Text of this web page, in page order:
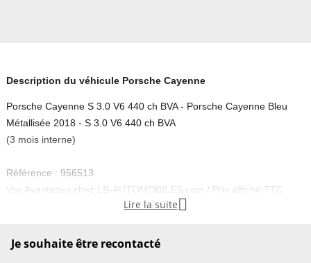
Description du véhicule Porsche Cayenne
Porsche Cayenne S 3.0 V6 440 ch BVA - Porsche Cayenne Bleu
Métallisée 2018 - S 3.0 V6 440 ch BVA
(3 mois interne)
Référence : 956513
Vos Avantages chez LB-AUTOMOBILES.com / Prix affiché TTC
Livré hors carte grise / Livraison sous 10 jours dans toute la France
livraison par virement.
Lire la suite 
Je souhaite être recontacté